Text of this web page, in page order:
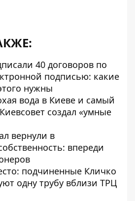
40 договоров по
подписью: какие
нужны
вода в Киеве и самый
создал «умные
вернули в
впереди
подчиненные Кличко
одну трубу вблизи ТРЦ